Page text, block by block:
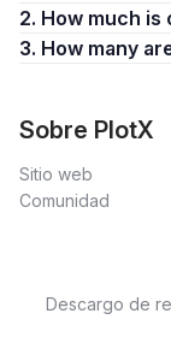
2. How much
3.
Sobre PlotX
Sitio web
Comunidad
Descargo de